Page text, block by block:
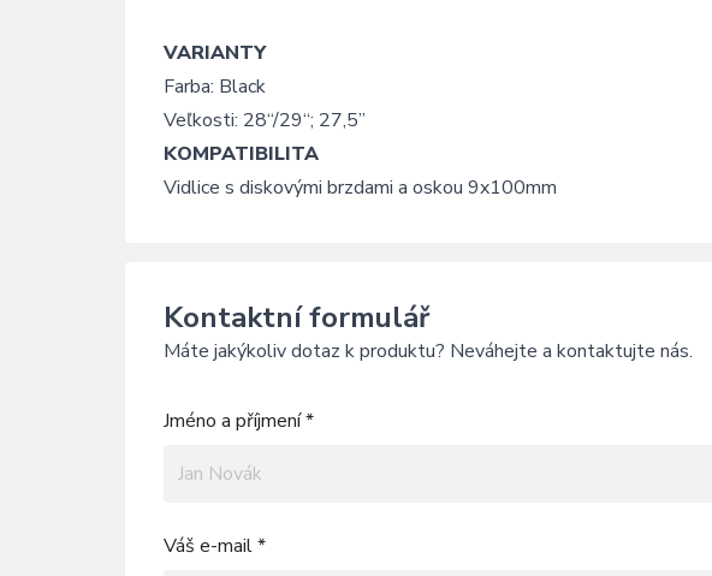
VARIANTY
Farba: Black
Veľkosti: 28“/29“; 27,5”
KOMPATIBILITA
Vidlice s diskovými brzdami a oskou 9x100mm
Kontaktní formulář
Máte jakýkoliv dotaz k produktu? Neváhejte a kontaktujte nás.
Jméno a příjmení *
Váš e-mail *